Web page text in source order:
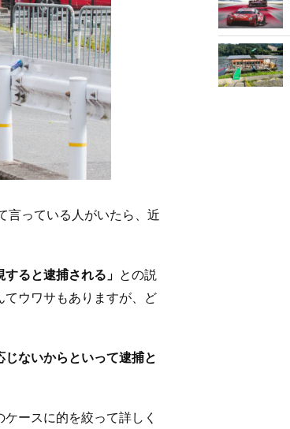
言っている人がいたら、近
ると逮捕される」 との説
ウワサもありますが、ど
ないからといって逮捕と
ースに的を絞って詳しく